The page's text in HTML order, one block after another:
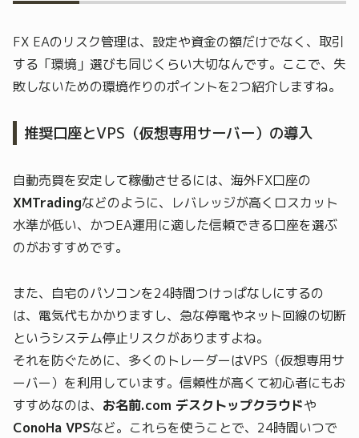
FX EAのリスク管理は、設定や資金の額だけでなく、取引
する「環境」選びも同じくらい大切なんです。ここで、失
敗しないための環境作りのポイントを2つ紹介しますね。
推奨口座とVPS（仮想専用サーバー）の導入
自動売買を安定して稼働させるには、海外FX口座の
XMTradingなどのように、レバレッジが高くロスカット
水準が低い、かつEA運用に適した信頼できる口座を選ぶ
のがおすすめです。
また、自宅のパソコンを24時間つけっぱなしにするの
は、電気代もかかりますし、急な停電やネット回線の切断
というシステム停止リスクがありますよね。
それを防ぐために、多くのトレーダーはVPS（仮想専用サ
ーバー）を利用しています。信頼性が高くて初心者にもお
すすめなのは、 お名前.com デスクトップクラウドや
ConoHa VPSなど。これらを使うことで、24時間いつで